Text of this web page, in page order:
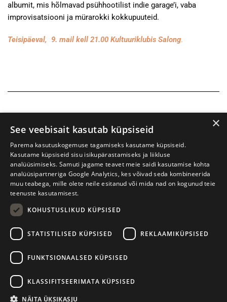
albumit, mis hõlmavad psühhootilist indie garage’i, vaba
improvisatsiooni ja mürarokki kokkupuuteid.
Teisipäeval, 9. mail kell 21.00 Kultuuriklubis Salong.
Prima Vista kirjandusfestival
+372 56906836
Kodulehe tegemine - AMA
×
See veebisait kasutab küpsiseid
Parema kasutuskogemuse tagamiseks kasutame küpsiseid.
Kasutame küpsiseid sisu isikupärastamiseks ja liikluse
analüüsimiseks. Samuti jagame teavet meie saidi kasutamise kohta
analüüsipartneriga Google Analytics, kes võivad seda kombineerida
muu teabega, mille olete neile esitanud või mida nad on kogunud teie
teenuste kasutamisest.
KOHUSTUSLIKUD KÜPSISED
STATISTILISED KÜPSISED REKLAAMIKÜPSISED
FUNKTSIONAALSED KÜPSISED
KLASSIFITSEERIMATA KÜPSISED
NÄITA ÜKSIKASJU